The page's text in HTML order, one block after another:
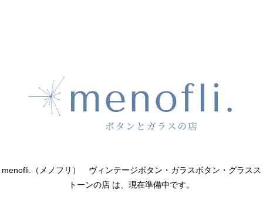
menofli.（メノフリ） ヴィンテージボタン・ガラスボタン・グラスス
トーンの店 は、現在準備中です。